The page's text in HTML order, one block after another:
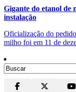
Gigante do etanol de
instalação
Oficialização do
milho foi em 11 de